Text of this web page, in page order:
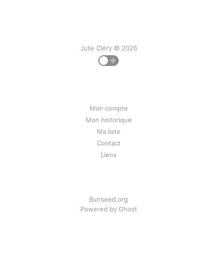
Julie Cléry © 2026
Mon compte
Mon historique
Ma liste
Contact
Liens
Bunseed.org
Powered by Ghost